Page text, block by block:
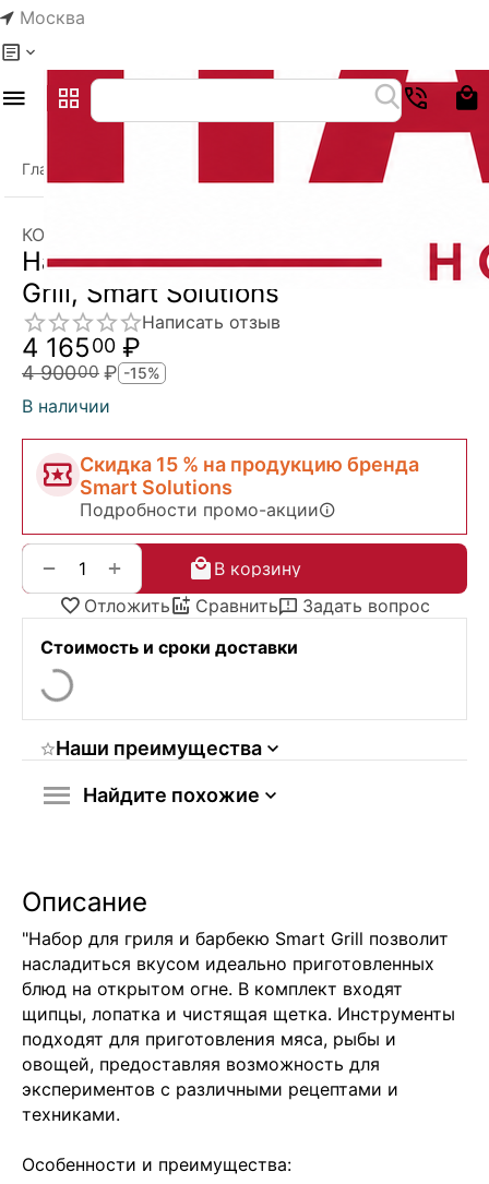
Москва
Главная / Аксессуары для
КОД:
Набор для гриля и барбекю Smart
Grill, Smart Solutions
Написать отзыв
4 16500 ₽
4 90000 ₽ -15%
В наличии
Скидка 15 % на продукцию бренда
Smart Solutions
Подробности промо-акции
+
−
В корзину
Отложить
Сравнить
Задать вопрос
Стоимость и сроки доставки
Наши преимущества
Найдите похожие
Описание
"Набор для гриля и барбекю Smart Grill позволит
насладиться вкусом идеально приготовленных
блюд на открытом огне. В комплект входят
щипцы, лопатка и чистящая щетка. Инструменты
подходят для приготовления мяса, рыбы и
овощей, предоставляя возможность для
экспериментов с различными рецептами и
техниками.
Особенности и преимущества: